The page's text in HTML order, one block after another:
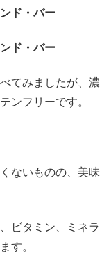
ド・バー
ド・バー
てみましたが、濃
ンフリーです。
ないものの、美味
ビタミン、ミネラ
す。